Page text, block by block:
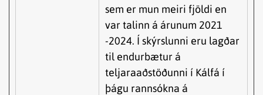
sem er mun meiri fjöldi en
var talinn á árunum 2021
-2024. Í skýrslunni eru lagðar
til endurbætur á
teljaraaðstöðunni í Kálfá í
þágu rannsókna á